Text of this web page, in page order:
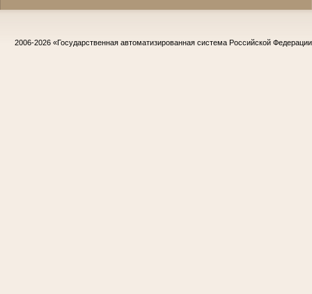
2006-2026 «Государственная автоматизированная система Российской